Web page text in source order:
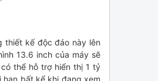
thiết kế độc đáo này lên
13.6 inch của máy sẽ
thể hỗ trợ hiển thị 1 tỷ
hạn bất kể khi đang xem